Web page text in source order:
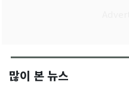
많이 본 뉴스